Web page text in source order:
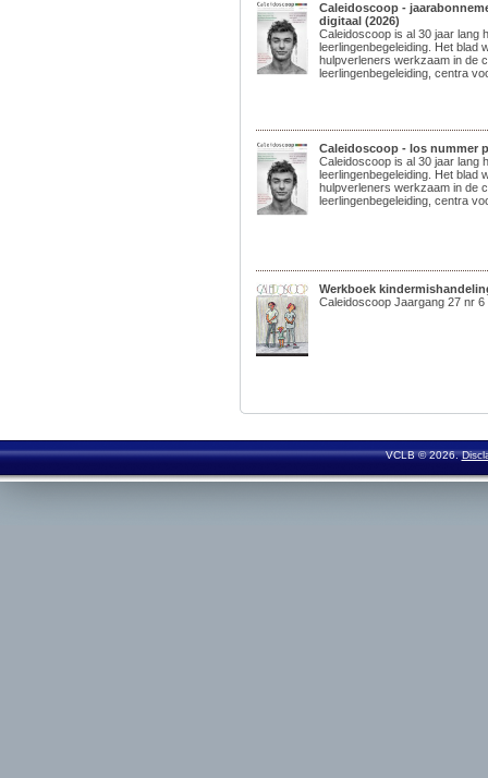
Caleidoscoop -
digitaal (2026)
Caleidoscoop is al 30 jaar lang
leerlingenbegeleiding. Het blad
hulpverleners werkzaam in de
leerlingenbegeleiding, centra
Caleidoscoop - los nummer
Caleidoscoop is al 30 jaar lang
leerlingenbegeleiding. Het blad
hulpverleners werkzaam in de
leerlingenbegeleiding, centra
Werkboek
Caleidoscoop Jaargang 27 nr 6
VCLB © 2026.